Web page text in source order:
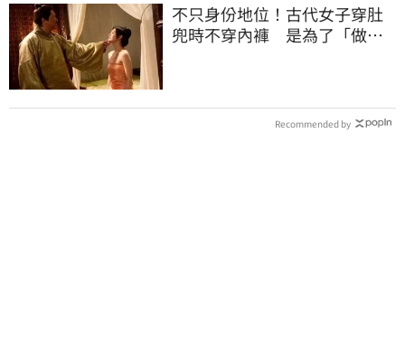
不只身份地位！古代女子穿肚
兜時不穿內褲 是為了「做這
Recommended by